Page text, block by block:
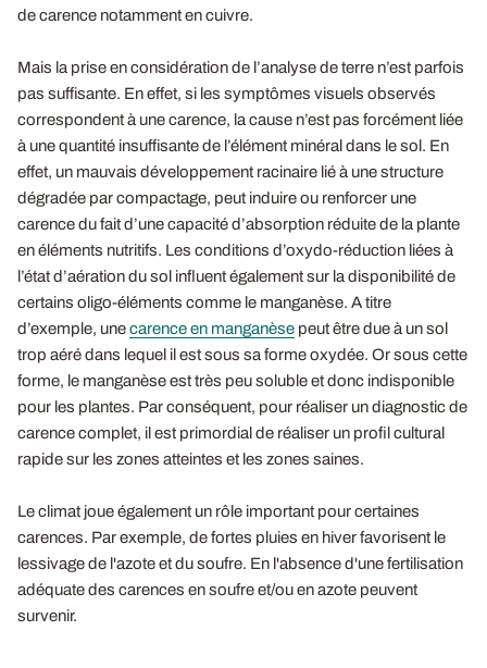
de carence notamment en cuivre.
Mais la prise en considération de l’analyse de terre n’est parfois
pas suffisante. En effet, si les symptômes visuels observés
correspondent à une carence, la cause n’est pas forcément liée
à une quantité insuffisante de l’élément minéral dans le sol. En
effet, un mauvais développement racinaire lié à une structure
dégradée par compactage, peut induire ou renforcer une
carence du fait d’une capacité d’absorption réduite de la plante
en éléments nutritifs. Les conditions d’oxydo-réduction liées à
l’état d’aération du sol influent également sur la disponibilité de
certains oligo-éléments comme le manganèse. A titre
d’exemple, unecarence en manganèse peut être due à un sol
trop aéré dans lequel il est sous sa forme oxydée. Or sous cette
forme, le manganèse est très peu soluble et donc indisponible
pour les plantes. Par conséquent, pour réaliser un diagnostic de
carence complet, il est primordial de réaliser un profil cultural
rapide sur les zones atteintes et les zones saines.
Le climat joue également un rôle important pour certaines
carences. Par exemple, de fortes pluies en hiver favorisent le
lessivage de l'azote et du soufre. En l'absence d'une fertilisation
adéquate des carences en soufre et/ou en azote peuvent
survenir.